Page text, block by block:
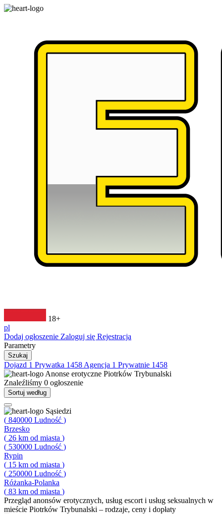
18+
pl
Dodaj ogłoszenie Zaloguj się Rejestracja
Parametry
Szukaj
Dojazd 1 Prywatka 1458 Agencja 1 Prywatnie 1458
Anonse erotyczne Piotrków Trybunalski
Znaleźliśmy 0 ogłoszenie
Sortuj według
Sąsiedzi
( 840000 Ludność )
Brzesko
( 26 km od miasta )
( 530000 Ludność )
Rypin
( 15 km od miasta )
( 250000 Ludność )
Różanka-Polanka
( 83 km od miasta )
Przegląd anonsów erotycznych, usług escort i usług seksualnych w
mieście Piotrków Trybunalski – rodzaje, ceny i dopłaty